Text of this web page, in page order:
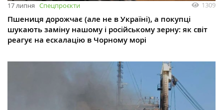
17 липня Спецпроєкти 1309
Пшениця дорожчає (але не в Україні), а покупці
шукають заміну нашому і російському зерну: як світ
реагує на ескалацію в Чорному морі